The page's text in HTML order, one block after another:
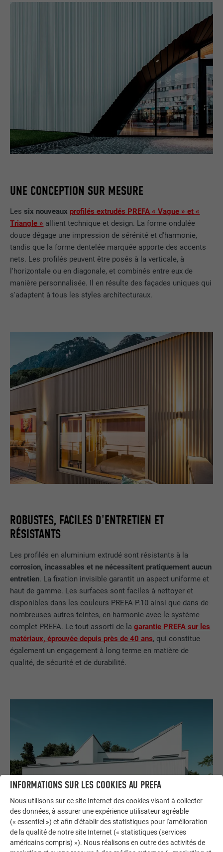
UNE CONCEPTION SUR MESURE
Lessix nouveaux profilés extrudés PREFA « Vague » et «
Triangle » allient technique et design. La forme ondulée
douce dégage une impression de sérénité et d'harmonie,
tandis que la forme dentelée marquée apporte des accents
nets. Les profilés peuvent être posés à la verticale, à
l'horizontale ou en diagonale, et combinés entre eux de
manière personnalisée. Il en résulte des façades uniques qui
s'adaptent à tous les styles architecturaux.
ROBUSTES, FACILES D'ENTRETIEN ET
RÉSISTANTS
Les profilés en aluminium extrudé sont résistants à la
corrosion, incassables et ne nécessitent pratiquement aucun
entretien. La fixation invisible garantit un aspect uniforme et
haut de gamme. Les surfaces sont faciles à nettoyer et
disponibles dans les couleurs PREFA P.10 ainsi que dans de
nombreuses autres teintes, en harmonie avec le système
complet PREFA. Le tout assorti de lagarantie PREFA sur les
matériaux, éprouvée depuis près de 40 ans, qui constitue
également un engagement à long terme en matière de
qualité, de sécurité et de durabilité.
INFORMATIONS SUR LES COOKIES AU PREFA
Nous utilisons sur ce site Internet des cookies visant à collecter
des données, à assurer une expérience utilisateur agréable
(« essentiel ») et afin d'établir des statistiques pour l'amélioration
de la qualité de notre site Internet (« statistiques (services
américains compris) »). Nous réalisons en outre des activités de